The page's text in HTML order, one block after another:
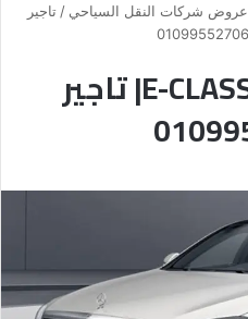
عروض شركات النقل السياحي / تاجير
تاجير مرسيدس E-CLASS| تاجير